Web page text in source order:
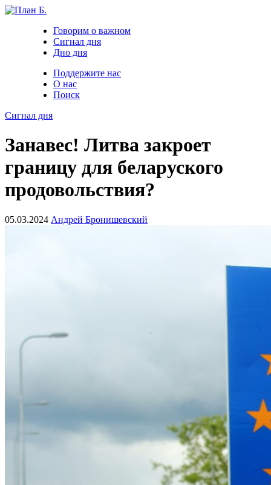
Говорим о важном
Сигнал дня
Дно дня
Поддержите нас
О нас
Поиск
Сигнал дня
Занавес! Литва закроет
границу для беларуского
продовольствия?
05.03.2024 Андрей Бронишевский